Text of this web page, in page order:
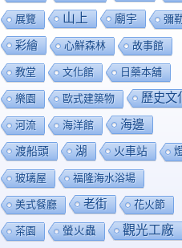
展覽 山上 廟宇 彌
彩繪 心鮮森林 故事館
教堂 文化館 日藥本舖
樂園 歐式建築物 歷史文
河流 海洋館 海邊
渡船頭 湖 火車站
玻璃屋 福隆海水浴場
美式餐廳 老街 花火節
茶園 螢火蟲 觀光工廠